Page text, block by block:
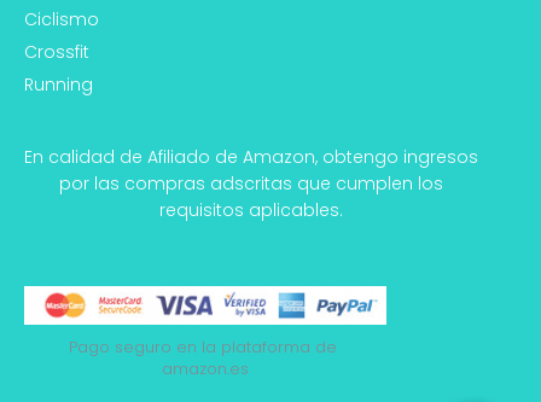
Ciclismo
Crossfit
Running
En calidad de Afiliado de Amazon, obtengo ingresos
por las compras adscritas que cumplen los
requisitos aplicables.
Pago seguro en la plataforma de
amazon.es